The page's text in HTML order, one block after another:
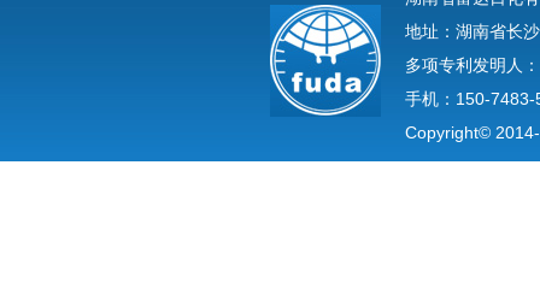
地址：湖南省长
多项专利发明人
手机：150-
Copyright©